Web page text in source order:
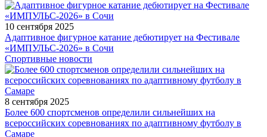
10 сентября 2025
Адаптивное фигурное катание дебютирует на Фестивале
«ИМПУЛЬС-2026» в Сочи
Спортивные новости
8 сентября 2025
Более 600 спортсменов определили сильнейших на
всероссийских соревнованиях по адаптивному футболу в
Самаре